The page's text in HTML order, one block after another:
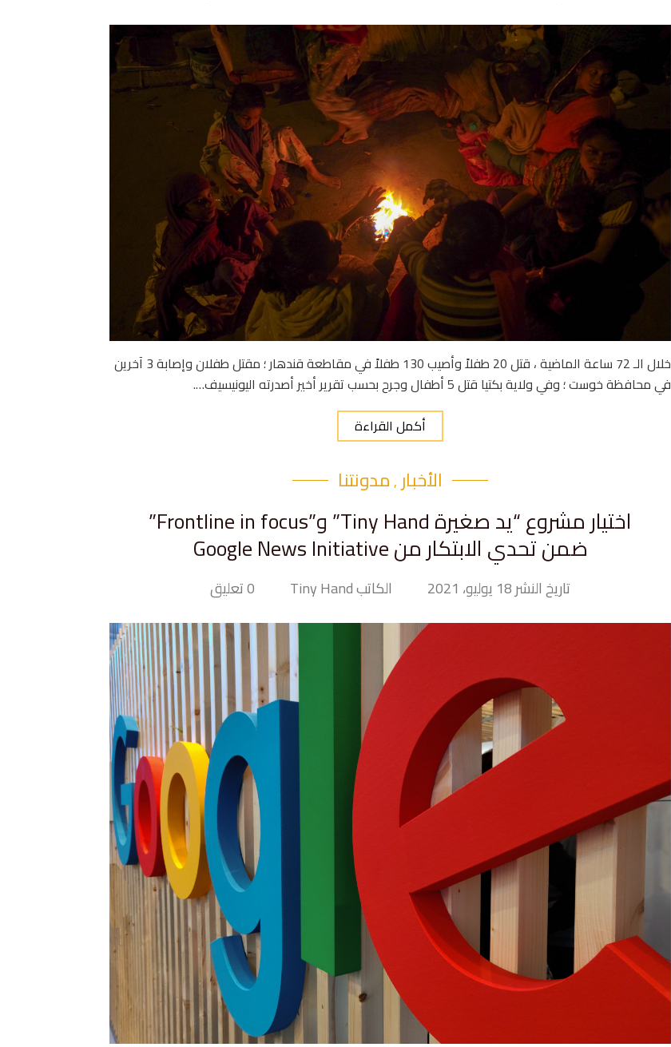
خلال الـ 72 ساعة الماضية ، قتل 20 طفلاً وأصيب 130 طفلاً في مقاطعة قندهار ؛ مقتل طفلان وإصابة 3 آخرين
في محافظة خوست ؛ وفي ولاية بكتيا قتل 5 أطفال وجرح بحسب تقرير أخير أصدرته اليونيسيف….
أكمل القراءة
الأخبار,مدونتنا
اختيار مشروع “يد صغيرة Tiny Hand” و”Frontline in focus”
ضمن تحدي الابتكار من Google News Initiative
تاريخ النشر 18 يوليو، 2021 الكاتب Tiny Hand 0 تعليق